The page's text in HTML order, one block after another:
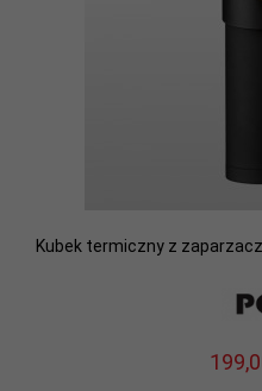
Kubek termiczny z
199,